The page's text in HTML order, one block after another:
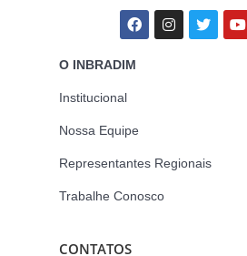
O INBRADIM
Institucional
Nossa Equipe
Representantes Regionais
Trabalhe Conosco
CONTATOS